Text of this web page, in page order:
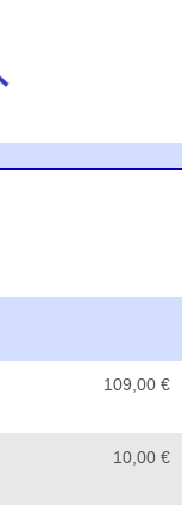
109,00 €
10,00 €